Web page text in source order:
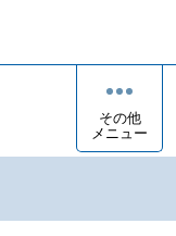
その他
メニュー